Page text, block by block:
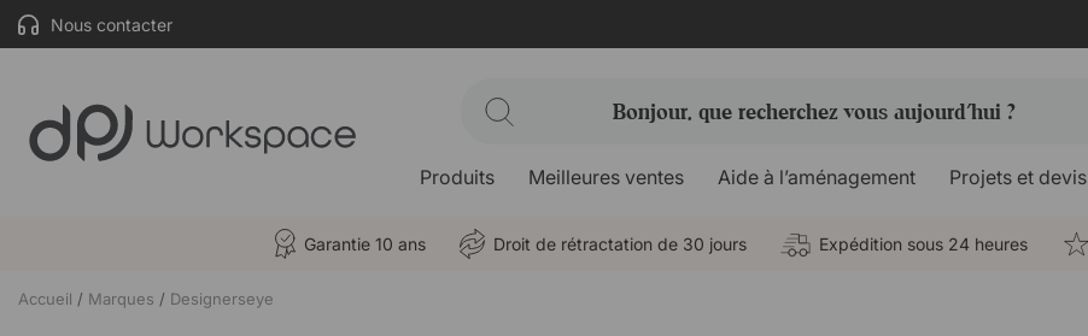
Nous contacter
Produits Meilleures ventes Aide à l’aménagement Projets et devis
Garantie 10 ans Droit de rétractation de 30 jours Expédition sous 24 heures
Accueil Marques Designerseye